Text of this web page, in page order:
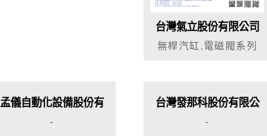
台灣氣立股份有限公司
無桿汽缸,電磁閥系列
孟儀自動化設備股份有
-
台灣發那科股份有限公
-